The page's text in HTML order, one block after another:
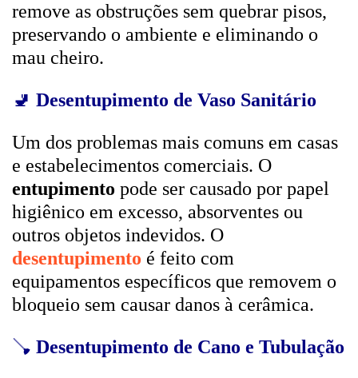
remove as obstruções sem quebrar pisos,
preservando o ambiente e eliminando o
mau cheiro.
🚽 Desentupimento de Vaso Sanitário
Um dos problemas mais comuns em casas
e estabelecimentos comerciais. O
entupimento pode ser causado por papel
higiênico em excesso, absorventes ou
outros objetos indevidos. O
desentupimento é feito com
equipamentos específicos que removem o
bloqueio sem causar danos à cerâmica.
🪠 Desentupimento de Cano e Tubulação